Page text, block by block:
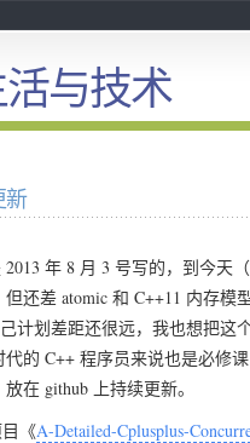
与技术
新
年 8 月 3 号写的，到今天
还差 atomic 和 C++11 内存
计划差距还很远，我也想把这
的 C++ 程序员来说也是必修
在 github 上持续更新。
《A-Detailed-Cplusplus-